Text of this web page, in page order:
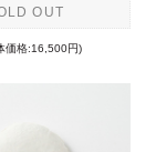
OUT
価格:16,500円)